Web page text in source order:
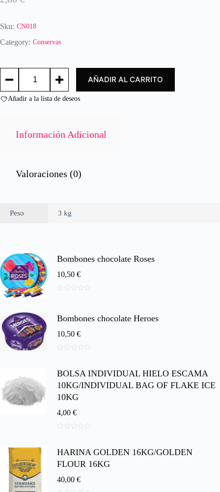
a
o
a
n
0
Sku: CN018
Category: Conservas
RALLADA
/
cantidad
AÑADIR AL CARRITO
Añadir a la lista de deseos
Información Adicional
Valoraciones (0)
Peso 3 kg
Bombones chocolate Roses
10,50 €
5
Bombones chocolate Heroes
10,50 €
e
BOLSA INDIVIDUAL HIELO ESCAMA
10KG/INDIVIDUAL BAG OF FLAKE ICE
10KG
4,00 €
e
HARINA GOLDEN 16KG/GOLDEN
FLOUR 16KG
40,00 €